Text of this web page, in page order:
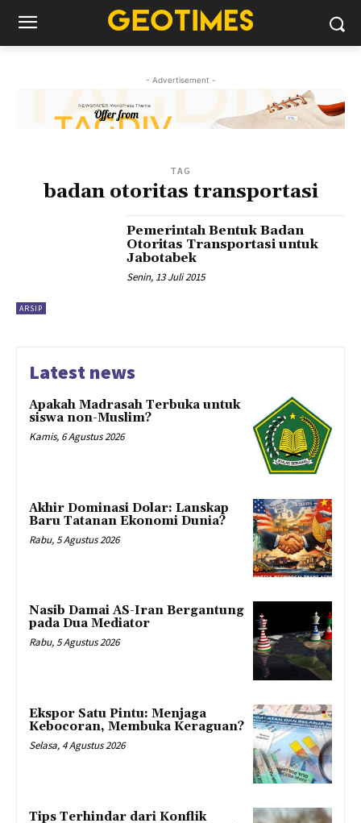
- Advertisement -
TAG
badan otoritas transportasi
ARSIP
Pemerintah Bentuk Badan
Otoritas Transportasi untuk
Jabotabek
Senin, 13 Juli 2015
Latest news
Apakah Madrasah Terbuka untuk
siswa non-Muslim?
Kamis, 6 Agustus 2026
Akhir Dominasi Dolar: Lanskap
Baru Tatanan Ekonomi Dunia?
Rabu, 5 Agustus 2026
Nasib Damai AS-Iran Bergantung
pada Dua Mediator
Rabu, 5 Agustus 2026
Ekspor Satu Pintu: Menjaga
Kebocoran, Membuka Keraguan?
Selasa, 4 Agustus 2026
Tips Terhindar dari Konflik